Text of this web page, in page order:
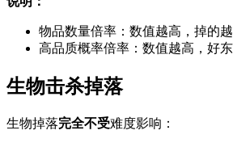
物品数量倍率：数值越高，掉的
高品质概率倍率：数值越高，好
生物击杀掉落
生物掉落完全不受难度影响：